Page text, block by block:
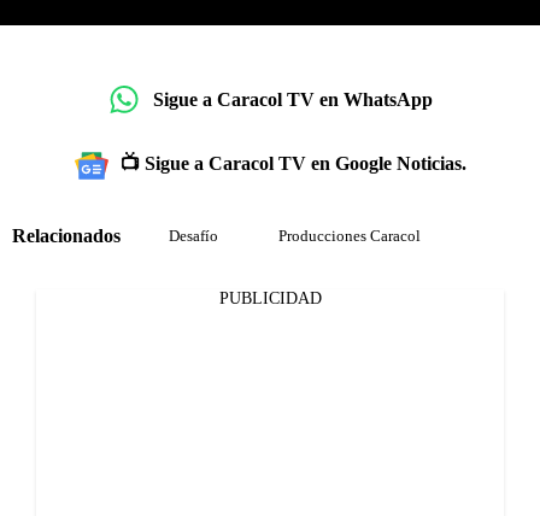
Sigue a Caracol TV en WhatsApp
📺 Sigue a Caracol TV en Google Noticias.
Relacionados Desafío Producciones Caracol
PUBLICIDAD